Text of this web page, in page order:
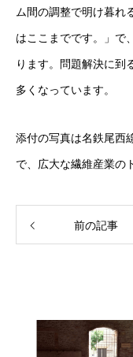
ム間の調整で明け暮れ
はここまでです。」で
ります。問題解決に到
多くなっています。
添付の写真は名鉄尾西
で、広大な繊維産業の
前の記事